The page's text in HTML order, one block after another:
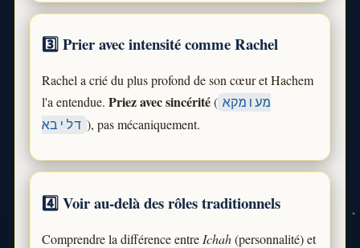
3️⃣ Prier avec intensité comme Rachel
Rachel a crié du plus profond de son cœur et Hachem
l'a entendue. Priez avec sincérité( מעומקא
דליבא ), pas mécaniquement.
4️⃣ Voir au-delà des rôles traditionnels
Comprendre la différence entre Ichah(personnalité) et